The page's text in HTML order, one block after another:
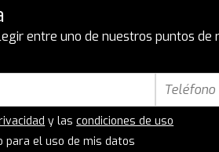
entre uno de nuestros puntos de
y lascondiciones de uso
para el uso de mis datos